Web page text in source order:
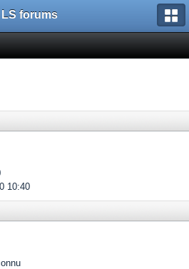
LS forums
10:40